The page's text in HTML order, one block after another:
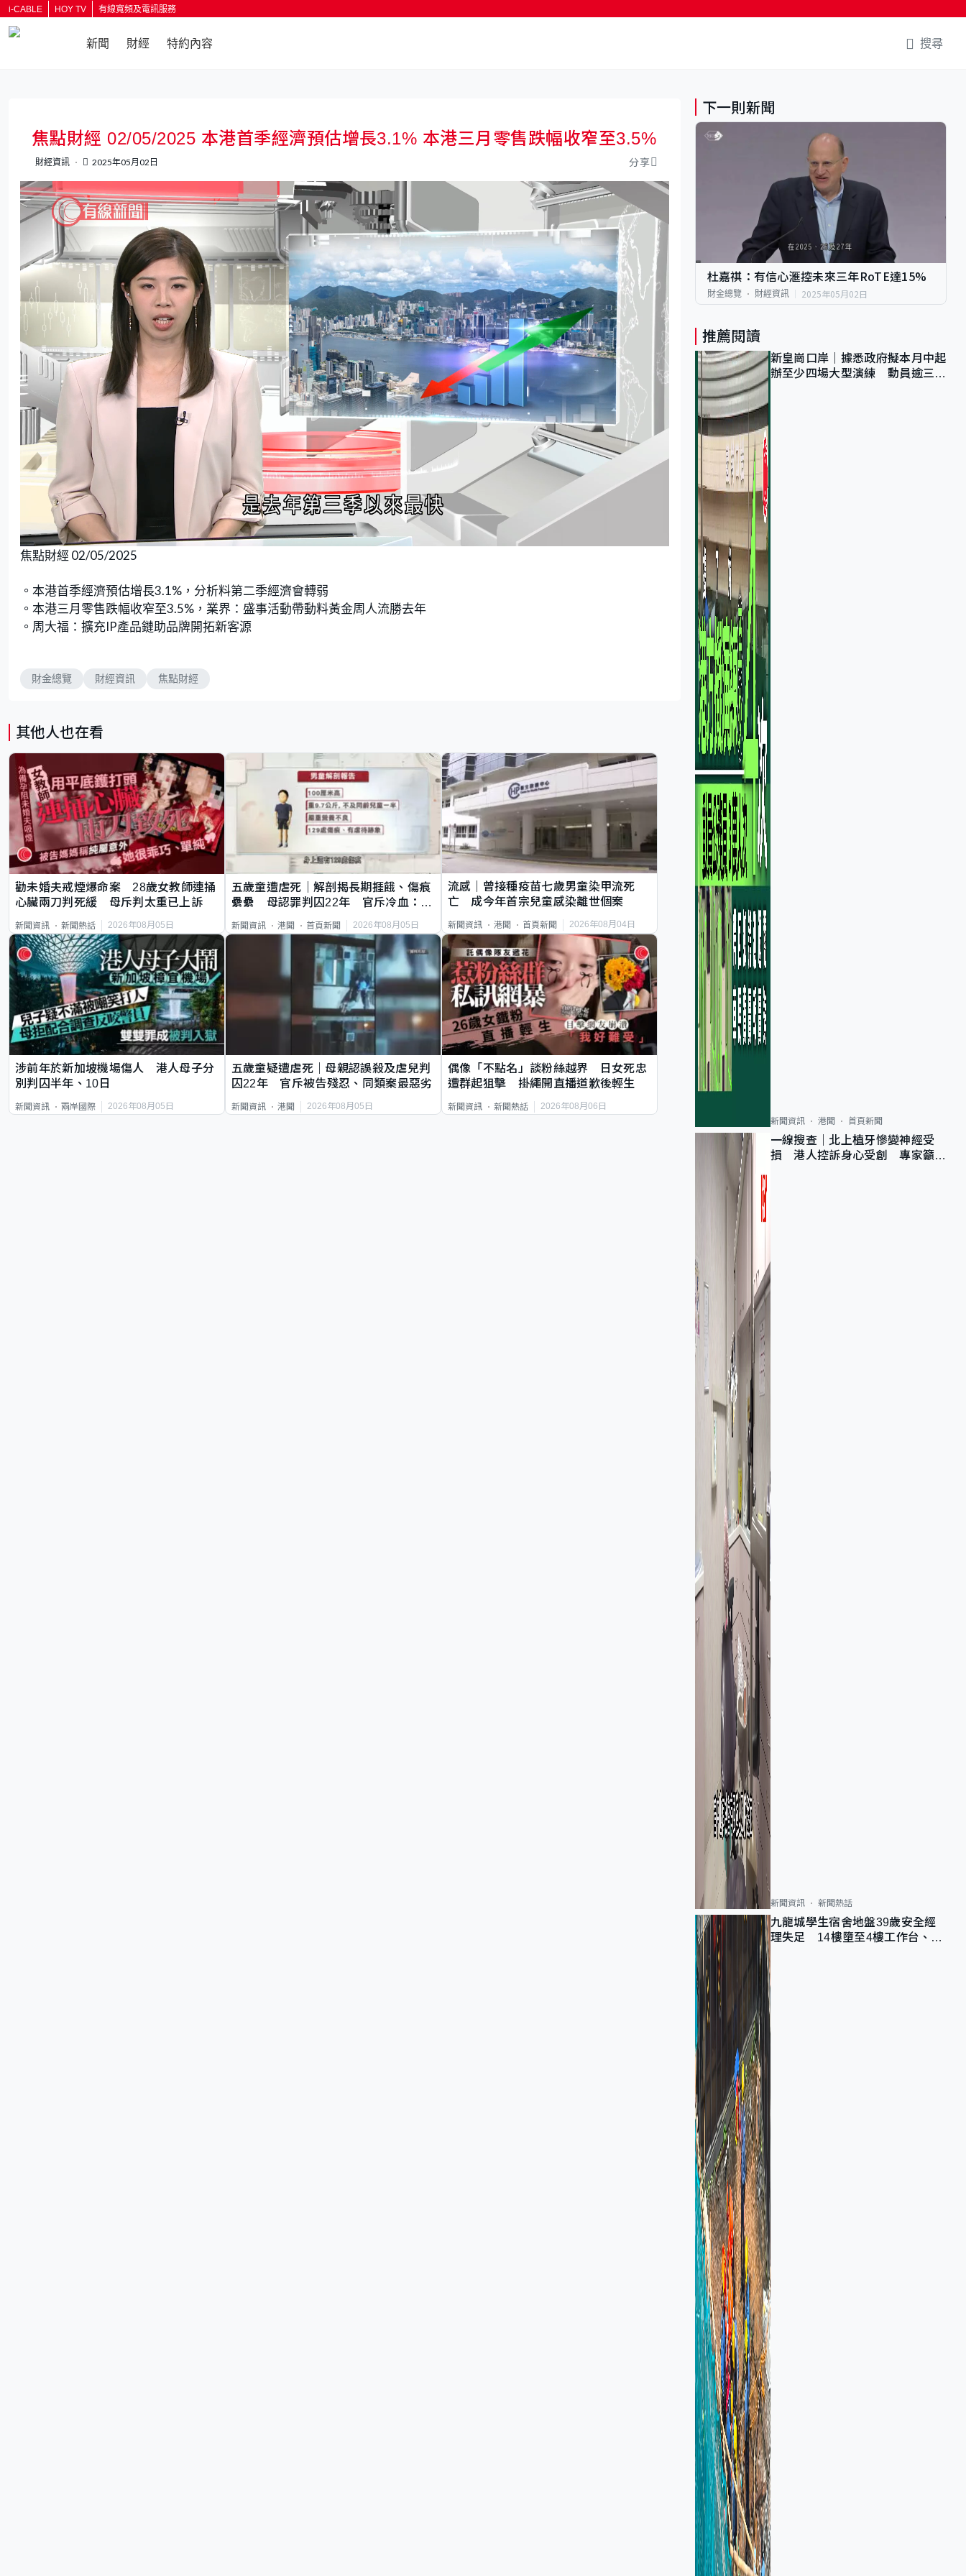
i-CABLE HOY TV 有線寬頻及電訊服務
新聞 財經 特約內容 搜尋
焦點財經 02/05/2025 本港首季經濟預估增長3.1% 本港三月零售跌幅收窄至3.5%
財經資訊 2025年05月02日 分享
U
n
m
u
o
a
d
3
.
7
9
%
焦點財經 02/05/2025
。本港首季經濟預估增長3.1%，分析料第二季經濟會轉弱
。本港三月零售跌幅收窄至3.5%，業界：盛事活動帶動料黃金周人流勝去年
。周大福：擴充IP產品鏈助品牌開拓新客源
財金總覽 財經資訊 焦點財經
其他人也在看
勸未婚夫戒煙爆命案 28歲女教師連捅
心臟兩刀判死緩 母斥判太重已上訴
新聞資訊 新聞熱話 2026年08月05日
五歲童遭虐死｜解剖揭長期捱餓、傷痕
纍纍 母認罪判囚22年 官斥冷血：同
新聞資訊 港聞 首頁新聞 2026年08月05日
流感｜曾接種疫苗七歲男童染甲流死
亡 成今年首宗兒童感染離世個案
新聞資訊 港聞 首頁新聞 2026年08月04日
涉前年於新加坡機場傷人 港人母子分
別判囚半年、10日
新聞資訊 兩岸國際 2026年08月05日
五歲童疑遭虐死｜母親認誤殺及虐兒判
囚22年 官斥被告殘忍、同類案最惡劣
新聞資訊 港聞 2026年08月05日
偶像「不點名」談粉絲越界 日女死忠
遭群起狙擊 掛繩開直播道歉後輕生
新聞資訊 新聞熱話 2026年08月06日
下一則新聞
杜嘉祺：有信心滙控未來三年RoTE達15%
財金總覽 財經資訊 2025年05月02日
推薦閱讀
新皇崗口岸｜據悉政府擬本月中起
辦至少四場大型演練 動員逾三萬
新聞資訊 港聞 首頁新聞
一線搜查｜北上植牙慘變神經受
損 港人控訴身心受創 專家籲理
新聞資訊 新聞熱話
九龍城學生宿舍地盤39歲安全經
理失足 14樓墮至4樓工作台、送